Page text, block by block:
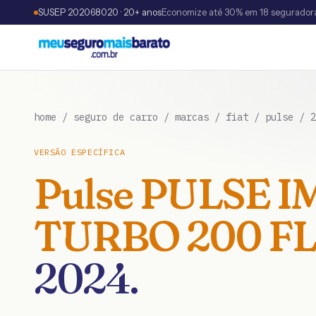
SUSEP 202068020 · 20+ anosEconomize até 30% em 18
home / seguro de carro / marcas / fiat / pulse /
VERSÃO ESPECÍFICA
PulsePULSE
TURBO 200
2024.